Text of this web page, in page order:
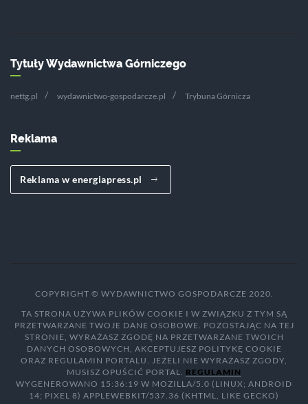
Tytuły Wydawnictwa Górniczego
nettg.pl wydawnictwo-gospodarcze.pl Trybuna Górnicza
Reklama
Reklama w energiapress.pl
COPYRIGHT © WYDAWNICTWO GOSPODARCZE 2020.
TA STRONA UŻYWA PLIKÓW COOKIE I W ZWIĄZKU Z TYM SĄ
PRZETWARZANE TWOJE DANE OSOBOWE. POZOSTAJĄC NA TEJ
STRONIE, WYRAŻASZ ZGODĘ NA PRZETWARZANE TWOICH
DANYCH OSOBOWYCH, AKCEPTUJESZ POLITYKĘ COOKIE
ORAZ REGULAMIN PORTALU. JEŻELI NIE WYRAŻASZ ZGODY,
MUSISZ OPUŚCIĆ PORTAL. REGULAMIN
WYGENEROWANO 15:36:19 W MOZILLA/5.0 (LINUX; ANDROID
14; PIXEL 8) APPLEWEBKIT/537.36 (KHTML, LIKE GECKO)